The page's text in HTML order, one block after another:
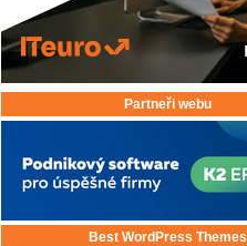
Partneři webu
Best WordPress Themes